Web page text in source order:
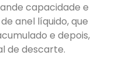
capacidade e
anel líquido, que
e depois,
de descarte.